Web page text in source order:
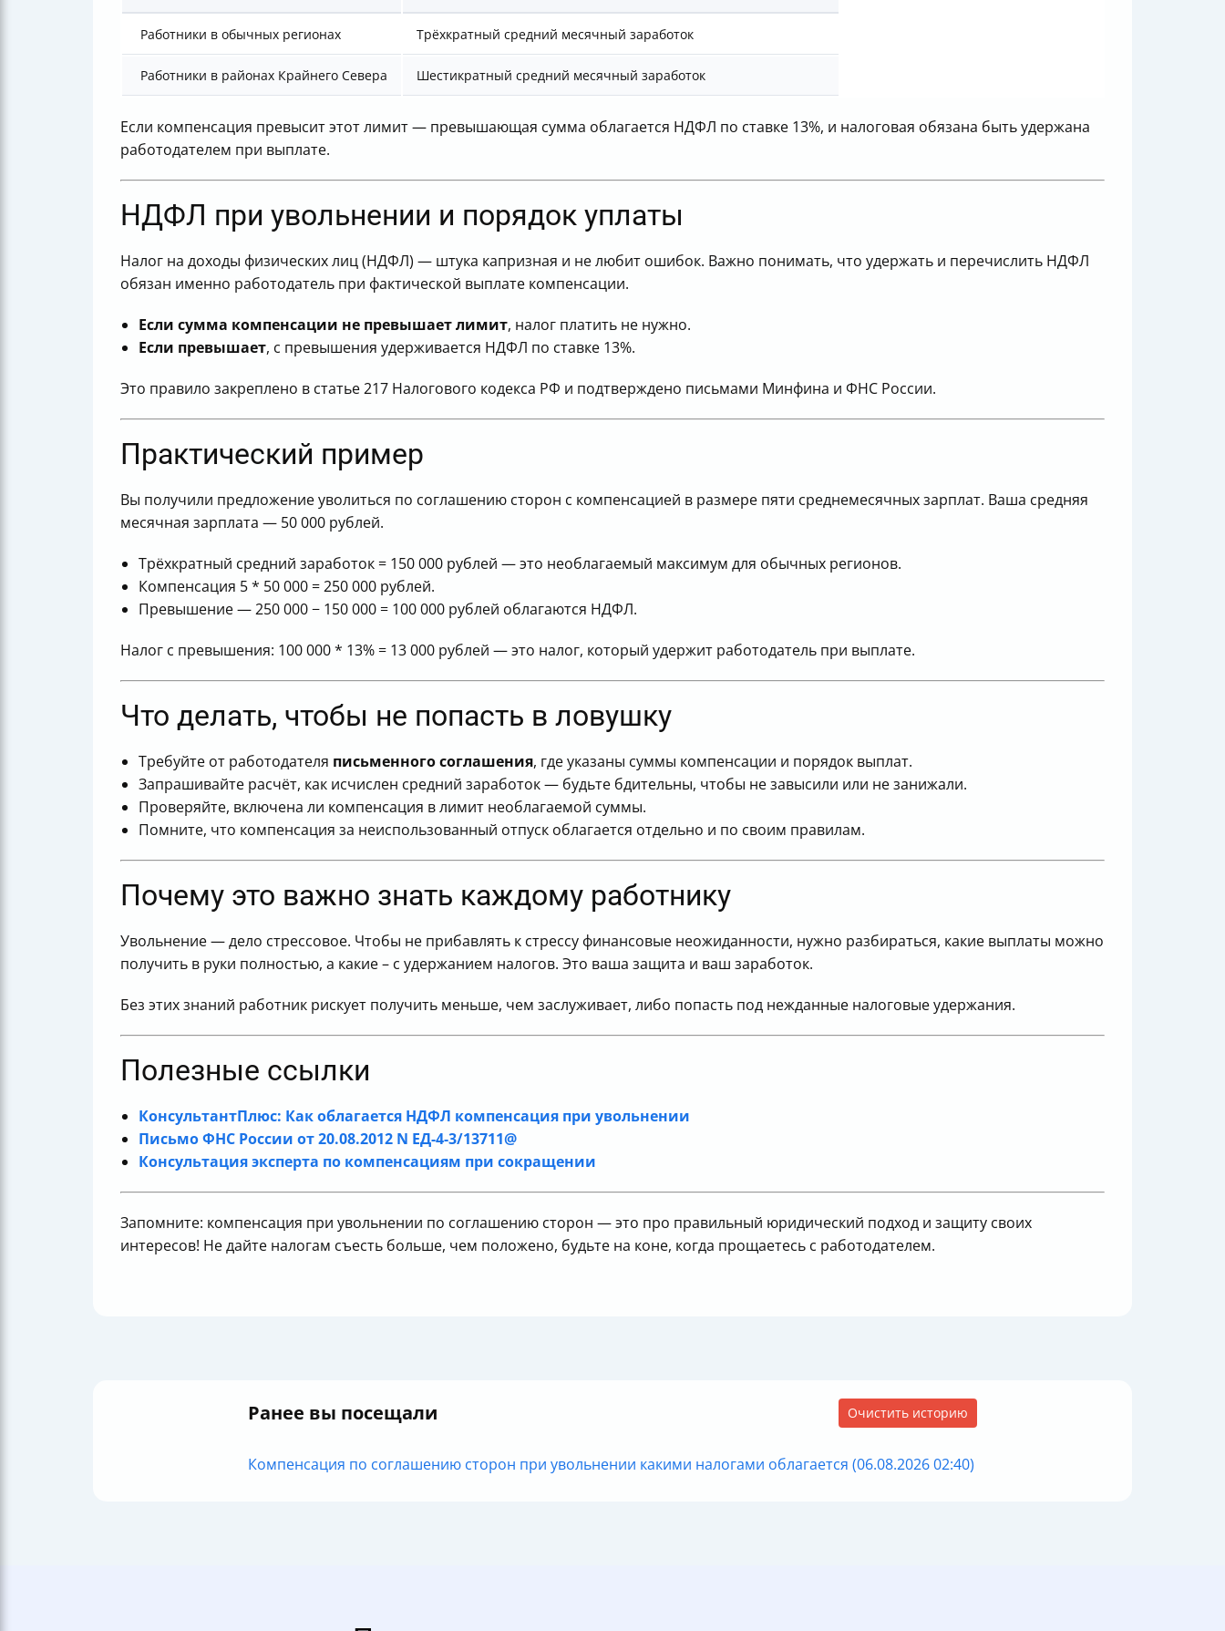
Работники в обычных регионах Трёхкратный средний месячный заработок
Работники в районах Крайнего Севера Шестикратный средний месячный заработок
Если компенсация превысит этот лимит — превышающая сумма облагается НДФЛ по ставке 13%, и налоговая обязана быть удержана
работодателем при выплате.
НДФЛ при увольнении и порядок уплаты
Налог на доходы физических лиц (НДФЛ) — штука капризная и не любит ошибок. Важно понимать, что удержать и перечислить НДФЛ
обязан именно работодатель при фактической выплате компенсации.
Если сумма компенсации не превышает лимит, налог платить не нужно.
Если превышает, с превышения удерживается НДФЛ по ставке 13%.
Это правило закреплено в статье 217 Налогового кодекса РФ и подтверждено письмами Минфина и ФНС России.
Практический пример
Вы получили предложение уволиться по соглашению сторон с компенсацией в размере пяти среднемесячных зарплат. Ваша средняя
месячная зарплата — 50 000 рублей.
Трёхкратный средний заработок = 150 000 рублей — это необлагаемый максимум для обычных регионов.
Компенсация 5 * 50 000 = 250 000 рублей.
Превышение — 250 000 − 150 000 = 100 000 рублей облагаются НДФЛ.
Налог с превышения: 100 000 * 13% = 13 000 рублей — это налог, который удержит работодатель при выплате.
Что делать, чтобы не попасть в ловушку
Требуйте от работодателя письменного соглашения, где указаны суммы компенсации и порядок выплат.
Запрашивайте расчёт, как исчислен средний заработок — будьте бдительны, чтобы не завысили или не занижали.
Проверяйте, включена ли компенсация в лимит необлагаемой суммы.
Помните, что компенсация за неиспользованный отпуск облагается отдельно и по своим правилам.
Почему это важно знать каждому работнику
Увольнение — дело стрессовое. Чтобы не прибавлять к стрессу финансовые неожиданности, нужно разбираться, какие выплаты можно
получить в руки полностью, а какие – с удержанием налогов. Это ваша защита и ваш заработок.
Без этих знаний работник рискует получить меньше, чем заслуживает, либо попасть под нежданные налоговые удержания.
Полезные ссылки
КонсультантПлюс: Как облагается НДФЛ компенсация при увольнении
Письмо ФНС России от 20.08.2012 N ЕД-4-3/13711@
Консультация эксперта по компенсациям при сокращении
Запомните: компенсация при увольнении по соглашению сторон — это про правильный юридический подход и защиту своих
интересов! Не дайте налогам съесть больше, чем положено, будьте на коне, когда прощаетесь с работодателем.
Ранее вы посещали Очистить историю
Компенсация по соглашению сторон при увольнении какими налогами облагается (06.08.2026 02:40)